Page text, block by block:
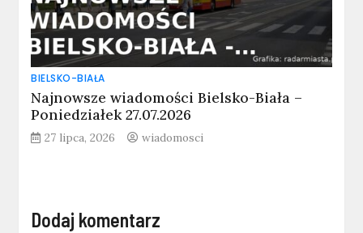
BIELSKO-BIAŁA
Najnowsze wiadomości Bielsko-Biała –
Poniedziałek 27.07.2026
27 lipca, 2026 wiadomosci
Dodaj komentarz